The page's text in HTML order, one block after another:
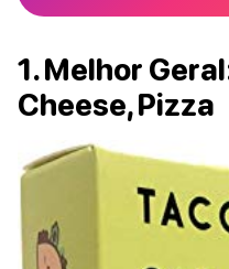
1. Melhor
Cheese, Pizza